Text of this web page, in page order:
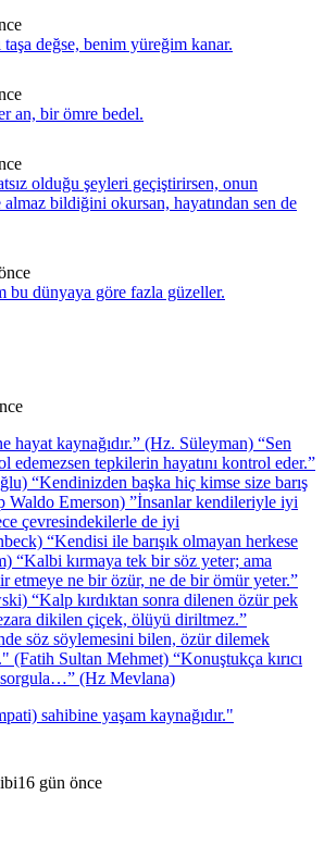
taşa değse, benim yüreğim kanar.
an, bir ömre bedel.
olduğu şeyleri geçiştirirsen, onun
bildiğini okursan, hayatından sen de
bu dünyaya göre fazla güzeller.
hayat kaynağıdır.” (Hz. Süleyman) “Sen
edemezsen tepkilerin hayatını kontrol eder.”
“Kendinizden başka hiç kimse size barış
Waldo Emerson) ”İnsanlar kendileriyle iyi
çevresindekilerle de iyi
“Kendisi ile barışık olmayan herkese
“Kalbi kırmaya tek bir söz yeter; ama
etmeye ne bir özür, ne de bir ömür yeter.”
“Kalp kırdıktan sonra dilenen özür pek
dikilen çiçek, ölüyü diriltmez.”
söz söylemesini bilen, özür dilemek
(Fatih Sultan Mehmet) “Konuştukça kırıcı
(Hz Mevlana)
sahibine yaşam kaynağıdır."
16 gün önce